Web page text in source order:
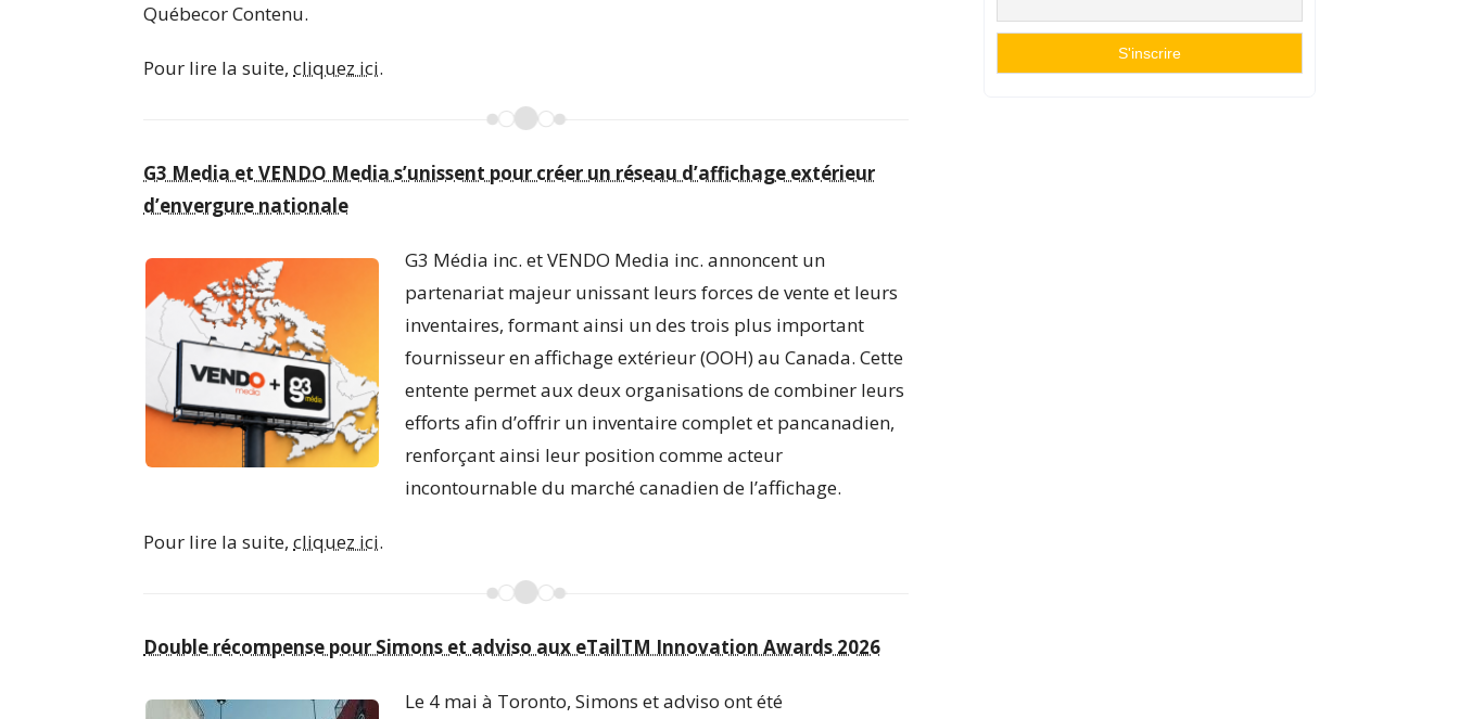
Québecor Contenu.
Pour lire la suite, cliquez ici.
G3 Media et VENDO Media s’unissent pour créer un réseau d’affichage extérieur
d’envergure nationale
G3 Média inc. et VENDO Media inc. annoncent un
partenariat majeur unissant leurs forces de vente et leurs
inventaires, formant ainsi un des trois plus important
fournisseur en affichage extérieur (OOH) au Canada. Cette
entente permet aux deux organisations de combiner leurs
efforts afin d’offrir un inventaire complet et pancanadien,
renforçant ainsi leur position comme acteur
incontournable du marché canadien de l’affichage.
Pour lire la suite, cliquez ici.
Double récompense pour Simons et adviso aux eTailTM Innovation Awards 2026
Le 4 mai à Toronto, Simons et adviso ont été